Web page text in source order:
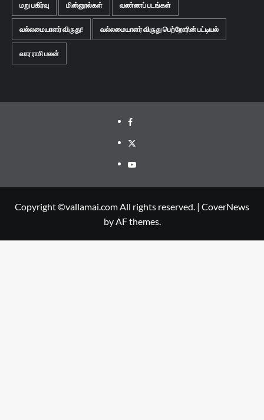
மறு பகிர்வு மின்னூல்கள் வண்ணப் படங்கள்
வல்லமையாளர் விருது! வல்லமையாளர் விருது பெற்றோரின் பட்டியல்
வார ராசி பலன்
Facebook
Twitter
Youtube
Copyright ©vallamai.com All rights reserved. | CoverNews
by AF themes.